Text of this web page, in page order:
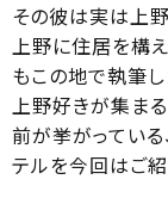
その彼は実は上
上野に住居を構
もこの地で執筆し
上野好きが集ま
前が挙がってい
テルを今回はご紹